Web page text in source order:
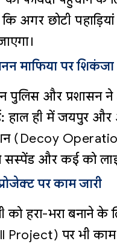
अगर छोटी
माफिया पर शिकंजा
पुलिस और
हाल ही में जयपुर और
(Decoy
सस्पेंड और कई को
पर काम जारी
को हरा-भरा बनाने के
Project) पर भी